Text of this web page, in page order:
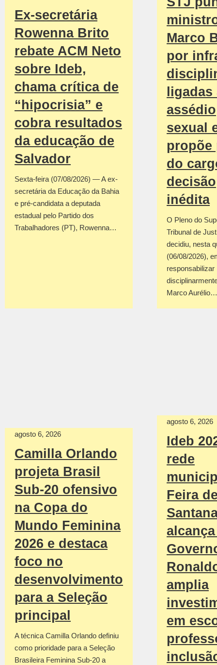
Ex-secretária
Rowenna Brito
rebate ACM Neto
sobre Ideb,
chama crítica de
“hipocrisia” e
cobra resultados
da educação de
Salvador
Sexta-feira (07/08/2026) — A ex-
secretária da Educação da Bahia
e pré-candidata a deputada
estadual pelo Partido dos
Trabalhadores (PT), Rowenna…
Marco
por
ligadas
assédio
sexual
propõe
do
decisão
inédita
O Pleno do
Tribunal de
decidiu, nesta
(06/08/2026),
responsabilizar
Marco Aurélio…
agosto 6, 2026
Camilla Orlando
projeta Brasil
Sub-20 ofensivo
na Copa do
Mundo Feminina
2026 e destaca
foco no
desenvolvimento
para a Seleção
principal
A técnica Camilla Orlando definiu
como prioridade para a Seleção
Brasileira Feminina Sub-20 a
agosto 6, 2026
Ideb
rede
Feira
amplia
em